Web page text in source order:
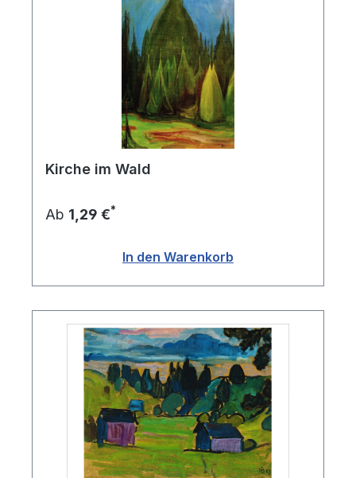
Kirche im Wald
Ab 1,29 €*
In den Warenkorb